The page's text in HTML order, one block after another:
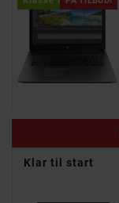
- Intel Core i7-processor med seks kerner
Klar til start